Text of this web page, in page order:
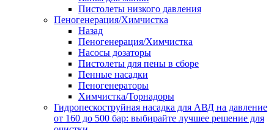
Пистолеты низкого давления
Пеногенерация/Химчистка
Назад
Пеногенерация/Химчистка
Насосы дозаторы
Пистолеты для пены в сборе
Пенные насадки
Пеногенераторы
Химчистка/Торнадоры
Гидропескоструйная насадка для АВД на давление
от 160 до 500 бар: выбирайте лучшее решение для